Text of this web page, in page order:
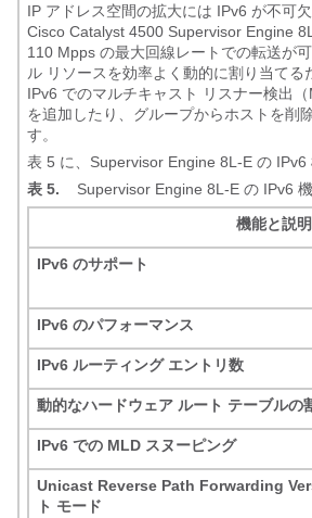
IP アドレス空間の拡大には IPv6 が不可
Cisco Catalyst 4500 Supervisor Engine
110 Mpps の最大回線レートでの転送が
ル リソースを効率よく動的に割り当て
IPv6 でのマルチキャスト リスナー検出
を追加したり、グループからホストを削
す。
表 5 に、Supervisor Engine 8L-E の IPv6
表 5. Supervisor Engine 8L-E の IPv6
機能と説明
IPv6 のサポート
IPv6 のパフォーマンス
IPv6 ルーティング エントリ数
動的なハードウェア ルート テーブルの
IPv6 での MLD スヌーピング
Unicast Reverse Path Forwarding
ト モード